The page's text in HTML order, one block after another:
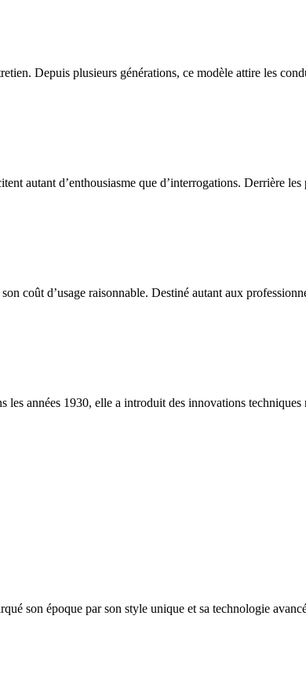
Depuis plusieurs générations, ce modèle attire les
autant d’enthousiasme que d’interrogations. Derrière
coût d’usage raisonnable. Destiné autant aux
années 1930, elle a introduit des innovations
son époque par son style unique et sa technologie